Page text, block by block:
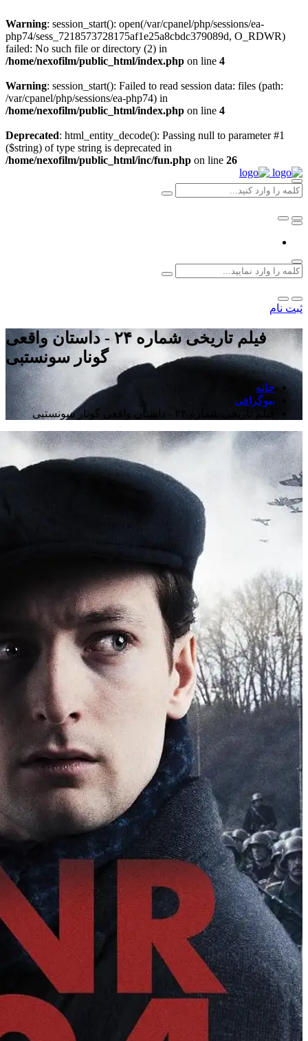
Warning: session_start(): open(/var/cpanel/php/sessions/ea-
php74/sess_7218573728175af1e25a8cbdc379089d, O_RDWR)
failed: No such file or directory (2) in
/home/nexofilm/public_html/index.php on line 4
Warning: session_start(): Failed to read session data: files (path:
/var/cpanel/php/sessions/ea-php74) in
/home/nexofilm/public_html/index.php on line 4
Deprecated: html_entity_decode(): Passing null to parameter #1
($string) of type string is deprecated in
/home/nexofilm/public_html/inc/fun.php on line 26
ثبت نام
فیلم تاریخی شماره ۲۴ - داستان واقعی
گونار سونستبی
خانه
بیوگرافی